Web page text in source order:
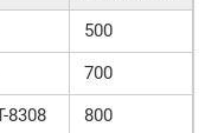
500
700
8308
800